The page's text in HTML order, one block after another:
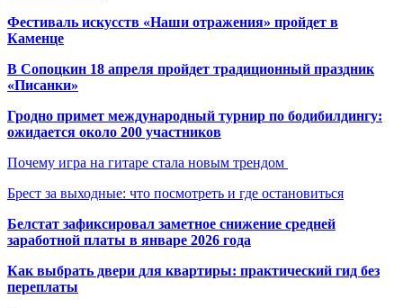
Фестиваль искусств «Наши отражения» пройдет в
Каменце
В Сопоцкин 18 апреля пройдет традиционный праздник
«Писанки»
Гродно примет международный турнир по бодибилдингу:
ожидается около 200 участников
Почему игра на гитаре стала новым трендом
Брест за выходные: что посмотреть и где остановиться
Белстат зафиксировал заметное снижение средней
заработной платы в январе 2026 года
Как выбрать двери для квартиры: практический гид без
переплаты